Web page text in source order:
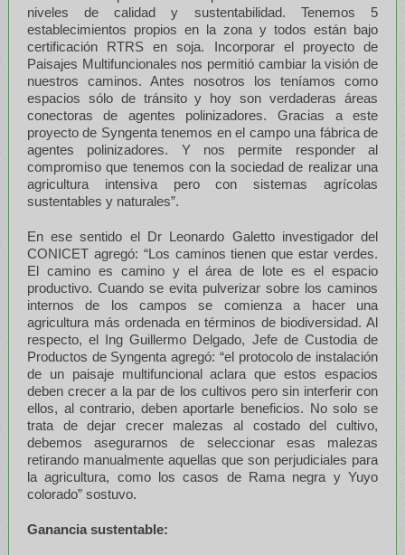
niveles de calidad y sustentabilidad. Tenemos 5
establecimientos propios en la zona y todos están bajo
certificación RTRS en soja. Incorporar el proyecto de
Paisajes Multifuncionales nos permitió cambiar la visión de
nuestros caminos. Antes nosotros los teníamos como
espacios sólo de tránsito y hoy son verdaderas áreas
conectoras de agentes polinizadores. Gracias a este
proyecto de Syngenta tenemos en el campo una fábrica de
agentes polinizadores. Y nos permite responder al
compromiso que tenemos con la sociedad de realizar una
agricultura intensiva pero con sistemas agrícolas
sustentables y naturales”.
En ese sentido el Dr Leonardo Galetto investigador del
CONICET agregó: “Los caminos tienen que estar verdes.
El camino es camino y el área de lote es el espacio
productivo. Cuando se evita pulverizar sobre los caminos
internos de los campos se comienza a hacer una
agricultura más ordenada en términos de biodiversidad. Al
respecto, el Ing Guillermo Delgado, Jefe de Custodia de
Productos de Syngenta agregó: “el protocolo de instalación
de un paisaje multifuncional aclara que estos espacios
deben crecer a la par de los cultivos pero sin interferir con
ellos, al contrario, deben aportarle beneficios. No solo se
trata de dejar crecer malezas al costado del cultivo,
debemos asegurarnos de seleccionar esas malezas
retirando manualmente aquellas que son perjudiciales para
la agricultura, como los casos de Rama negra y Yuyo
colorado” sostuvo.
Ganancia sustentable: